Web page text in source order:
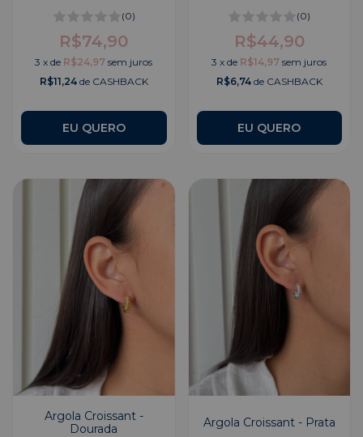
(0)
R$74,90
3 xde R$24,97 sem juros
R$11,24de CASHBACK
EU QUERO
(0)
R$44,90
3 xde R$14,97 sem juros
R$6,74de CASHBACK
Argola Croissant -
Dourada
Argola Croissant - Prata